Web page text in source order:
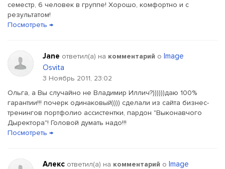
семестр, 6 человек в группе! Хорошо, комфортно и с
результатом!
Посмотреть →
Jane ответил(a) на комментарий о Image
Osvita
3 Ноябрь 2011, 23:02
Ольга, а Вы случайно не Владимир Иллич?))))))даю 100%
гарантии!!! почерк одинаковый)))) сделали из сайта бизнес-
тренингов портфолио ассистентки, пардон "Выконавчого
Дыректора"! Головой думать надо!!!
Посмотреть →
Алекс ответил(a) на комментарий о Image